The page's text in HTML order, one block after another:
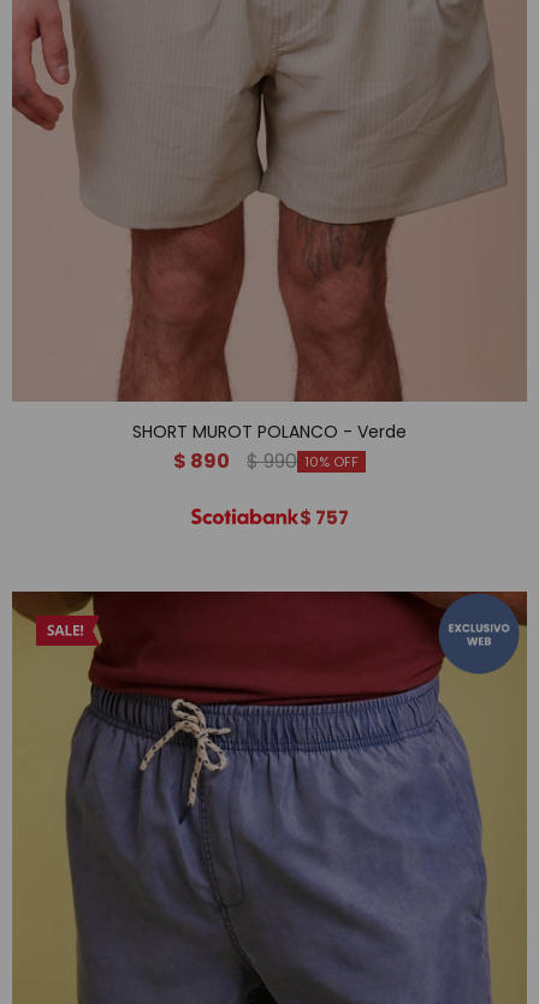
SHORT MUROT POLANCO - Verde
$ 890 $990 10
$ 757